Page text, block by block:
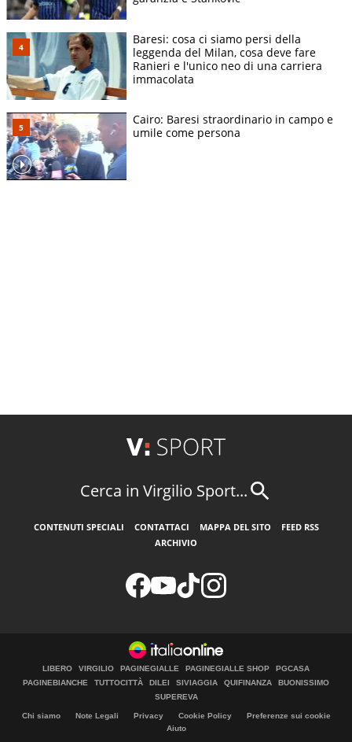
Baresi: cosa ci siamo persi della
leggenda del Milan, cosa deve fare
Ranieri e l'unico neo di una carriera
immacolata
Cairo: Baresi straordinario in campo e
umile come persona
Cerca in Virgilio Sport...
CONTENUTI SPECIALI CONTATTACI MAPPA DEL SITO
FEED RSS
ARCHIVIO
LIBERO VIRGILIO PAGINEGIALLE PAGINEGIALLE SHOP
PGCASA
PAGINEBIANCHE
TUTTOCITTÀ DILEI SIVIAGGIA QUIFINANZA
BUONISSIMO
SUPEREVA
Chi siamo Note Legali Privacy Cookie Policy
Preferenze sui cookie
Aiuto